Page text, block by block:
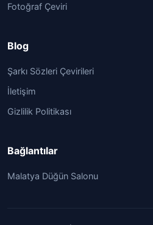
Fotoğraf Çeviri
Blog
Şarkı Sözleri Çevirileri
İletişim
Gizlilik Politikası
Bağlantılar
Malatya Düğün Salonu